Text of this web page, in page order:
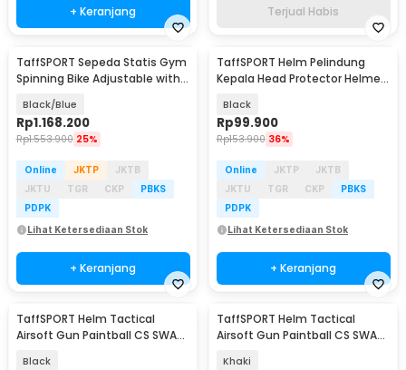
+ Keranjang Terjual Habis
TaffSPORT Sepeda Statis Gym
Spinning Bike Adjustable with
Black/Blue
Rp1.168.200
Rp1.553.900 25%
Online JKTP
JKTB
JKTU
TGR CKP
PBKS
PDPK
Lihat Ketersediaan Stok
+ Keranjang
TaffSPORT Helm Pelindung
Kepala Head Protector Helmet
Black
Rp99.900
Rp153.900 36%
Online JKTP
JKTB
JKTU
TGR CKP
PBKS
PDPK
Lihat Ketersediaan Stok
+ Keranjang
TaffSPORT Helm Tactical
Airsoft Gun Paintball CS SWAT
Black
TaffSPORT Helm Tactical
Airsoft Gun Paintball CS SWAT
Khaki